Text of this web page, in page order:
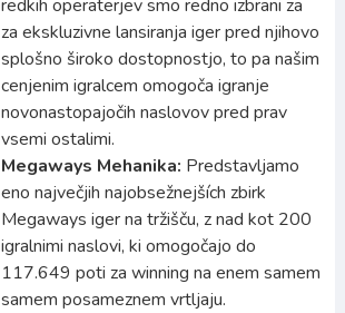
redkih operaterjev smo redno izbrani za
za ekskluzivne lansiranja iger pred njihovo
splošno široko dostopnostjo, to pa našim
cenjenim igralcem omogoča igranje
novonastopajočih naslovov pred prav
vsemi ostalimi.
Megaways Mehanika: Predstavljamo
eno največjih najobsežnejších zbirk
Megaways iger na tržišču, z nad kot 200
igralnimi naslovi, ki omogočajo do
117.649 poti za winning na enem samem
samem posameznem vrtljaju.